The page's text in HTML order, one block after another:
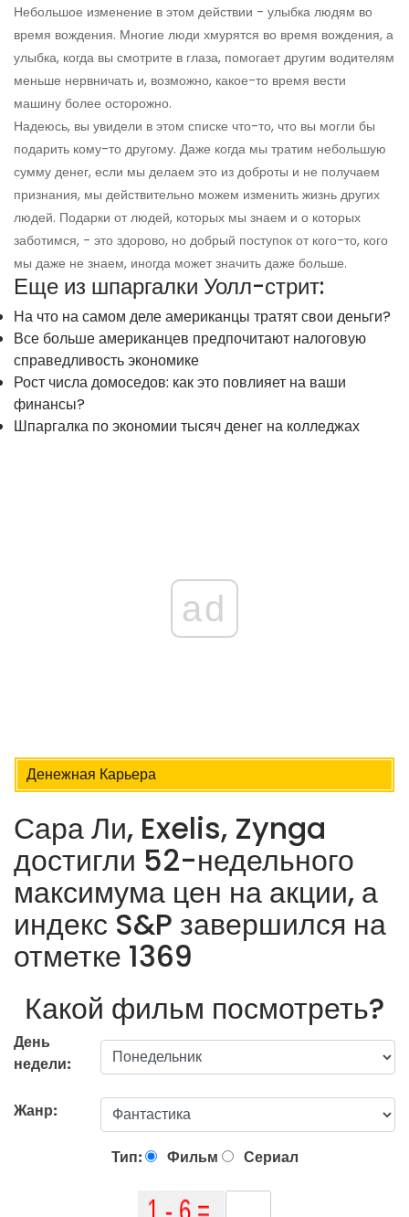
Небольшое изменение в этом действии - улыбка людям во
время вождения. Многие люди хмурятся во время вождения, а
улыбка, когда вы смотрите в глаза, помогает другим водителям
меньше нервничать и, возможно, какое-то время вести
машину более осторожно.
Надеюсь, вы увидели в этом списке что-то, что вы могли бы
подарить кому-то другому. Даже когда мы тратим небольшую
сумму денег, если мы делаем это из доброты и не получаем
признания, мы действительно можем изменить жизнь других
людей. Подарки от людей, которых мы знаем и о которых
заботимся, - это здорово, но добрый поступок от кого-то, кого
мы даже не знаем, иногда может значить даже больше.
Еще из шпаргалки Уолл-стрит:
На что на самом деле американцы тратят свои деньги?
Все больше американцев предпочитают налоговую
справедливость экономике
Рост числа домоседов: как это повлияет на ваши
финансы?
Шпаргалка по экономии тысяч денег на колледжах
ad
Денежная Карьера
Сара Ли, Exelis, Zynga
достигли 52-недельного
максимума цен на акции, а
индекс S&P завершился на
отметке 1369
Какой фильм посмотреть?
День
недели:
Жанр:
Тип: Фильм Сериал